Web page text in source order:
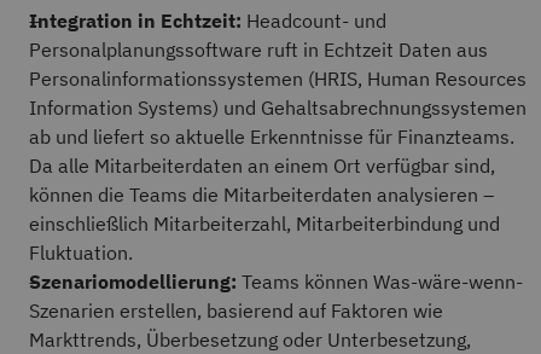
Integration in Echtzeit: Headcount- und
Personalplanungssoftware ruft in Echtzeit Daten aus
Personalinformationssystemen (HRIS, Human Resources
Information Systems) und Gehaltsabrechnungssystemen
ab und liefert so aktuelle Erkenntnisse für Finanzteams.
Da alle Mitarbeiterdaten an einem Ort verfügbar sind,
können die Teams die Mitarbeiterdaten analysieren –
einschließlich Mitarbeiterzahl, Mitarbeiterbindung und
Fluktuation.
Szenariomodellierung: Teams können Was-wäre-wenn-
Szenarien erstellen, basierend auf Faktoren wie
Markttrends, Überbesetzung oder Unterbesetzung,